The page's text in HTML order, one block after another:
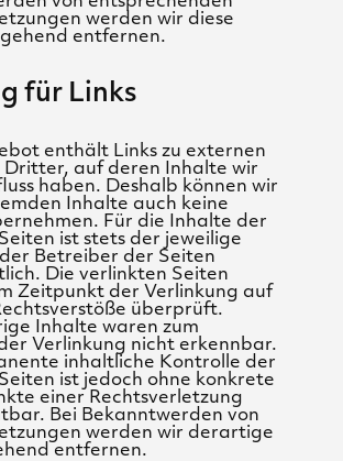
werden wir diese
entfernen.
für Links
enthält Links zu externen
Dritter, auf deren Inhalte wir
haben. Deshalb können wir
Inhalte auch keine
Für die Inhalte der
ist stets der jeweilige
Betreiber der Seiten
Die verlinkten Seiten
Zeitpunkt der Verlinkung auf
überprüft.
Inhalte waren zum
Verlinkung nicht erkennbar.
inhaltliche Kontrolle der
ist jedoch ohne konkrete
einer Rechtsverletzung
Bei Bekanntwerden von
werden wir derartige
entfernen.